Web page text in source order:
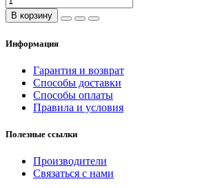
В корзину
Информация
Гарантия и возврат
Способы доставки
Способы оплаты
Правила и условия
Полезные ссылки
Производители
Связаться с нами